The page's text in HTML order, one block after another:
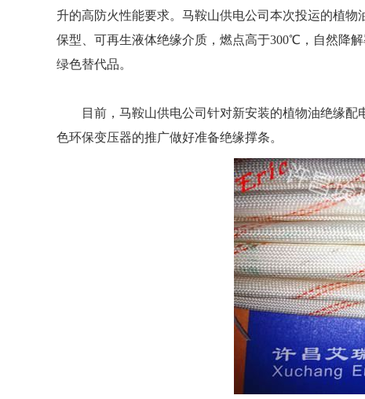
升的高防火性能要求。马鞍山供电公司本次投运的植
保型、可再生液体绝缘介质，燃点高于300℃，自然降
绿色替代品。
目前，马鞍山供电公司针对新安装的植物油绝缘配
色环保变压器的推广做好准备绝缘撑条。